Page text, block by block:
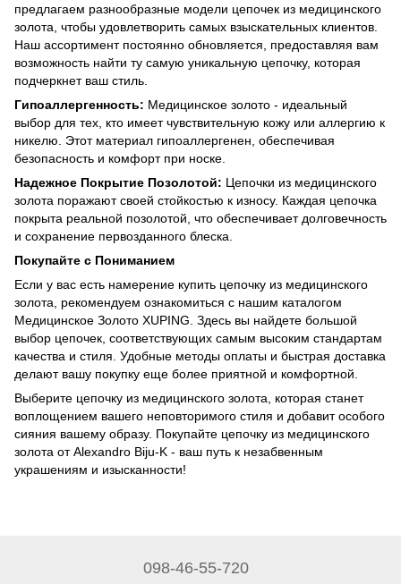
предлагаем разнообразные модели цепочек из медицинского
золота, чтобы удовлетворить самых взыскательных клиентов.
Наш ассортимент постоянно обновляется, предоставляя вам
возможность найти ту самую уникальную цепочку, которая
подчеркнет ваш стиль.
Гипоаллергенность: Медицинское золото - идеальный
выбор для тех, кто имеет чувствительную кожу или аллергию к
никелю. Этот материал гипоаллергенен, обеспечивая
безопасность и комфорт при носке.
Надежное Покрытие Позолотой: Цепочки из медицинского
золота поражают своей стойкостью к износу. Каждая цепочка
покрыта реальной позолотой, что обеспечивает долговечность
и сохранение первозданного блеска.
Покупайте с Пониманием
Если у вас есть намерение купить цепочку из медицинского
золота, рекомендуем ознакомиться с нашим каталогом
Медицинское Золото XUPING. Здесь вы найдете большой
выбор цепочек, соответствующих самым высоким стандартам
качества и стиля. Удобные методы оплаты и быстрая доставка
делают вашу покупку еще более приятной и комфортной.
Выберите цепочку из медицинского золота, которая станет
воплощением вашего неповторимого стиля и добавит особого
сияния вашему образу. Покупайте цепочку из медицинского
золота от Alexandro Biju-K - ваш путь к незабвенным
украшениям и изысканности!
098-46-55-720